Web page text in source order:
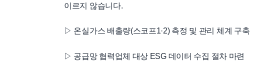
이르지 않습니다.
▷ 온실가스 배출량(스코프1·2) 측정 및 관리 체계 구축
▷ 공급망 협력업체 대상 ESG 데이터 수집 절차 마련